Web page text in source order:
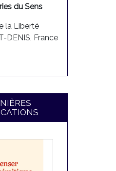
du Sens
la Liberté
DENIS, France